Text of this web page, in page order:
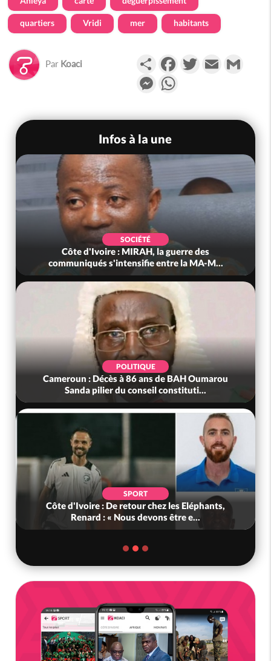
quartiers Vridi mer habitants
Par Koaci PartagerFacebookTwitterEmail
Messenger
Infos à la une
POLITIQUE
Côte d'Ivoire : Après le pari réussi du 66e
anniversaire, Adama Bictogo : «...
POLITIQUE
Bénin : L'ancien président Patrice Talon élu à
tête du Sénat
POLITIQUE
Ghana : Kenneth Adjei nommé ministre de
Défense, Zanetor A-Rawlings à l...